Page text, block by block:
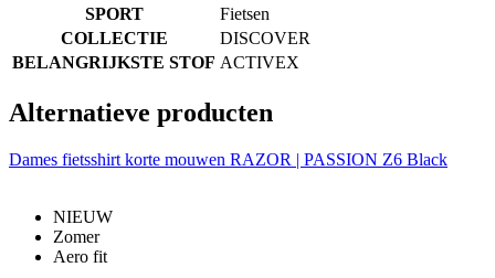
SPORT
Fietsen
COLLECTIE
DISCOVER
BELANGRIJKSTE STOF ACTIVEX
Alternatieve producten
Dames fietsshirt korte mouwen RAZOR | PASSION Z6 Black
NIEUW
Zomer
Aero fit